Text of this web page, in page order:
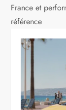
France et
référence